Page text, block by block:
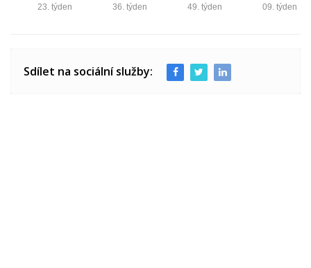
09. týden
49. týden
36. týden
23. týden
Sdílet na sociální služby: